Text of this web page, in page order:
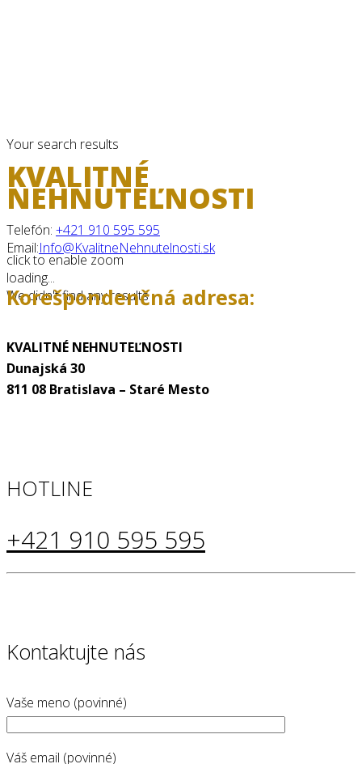
click to enable zoom
loading...
We didn't find any results
Your search results
KVALITNÉ
NEHNUTEĽNOSTI
Telefón: +421 910 595 595
Email:Info@KvalitneNehnutelnosti.sk
Korešpondenčná adresa:
KVALITNÉ NEHNUTEĽNOSTI
Dunajská 30
811 08 Bratislava – Staré Mesto
HOTLINE
+421 910 595 595
Kontaktujte nás
Vaše meno (povinné)
Váš email (povinné)